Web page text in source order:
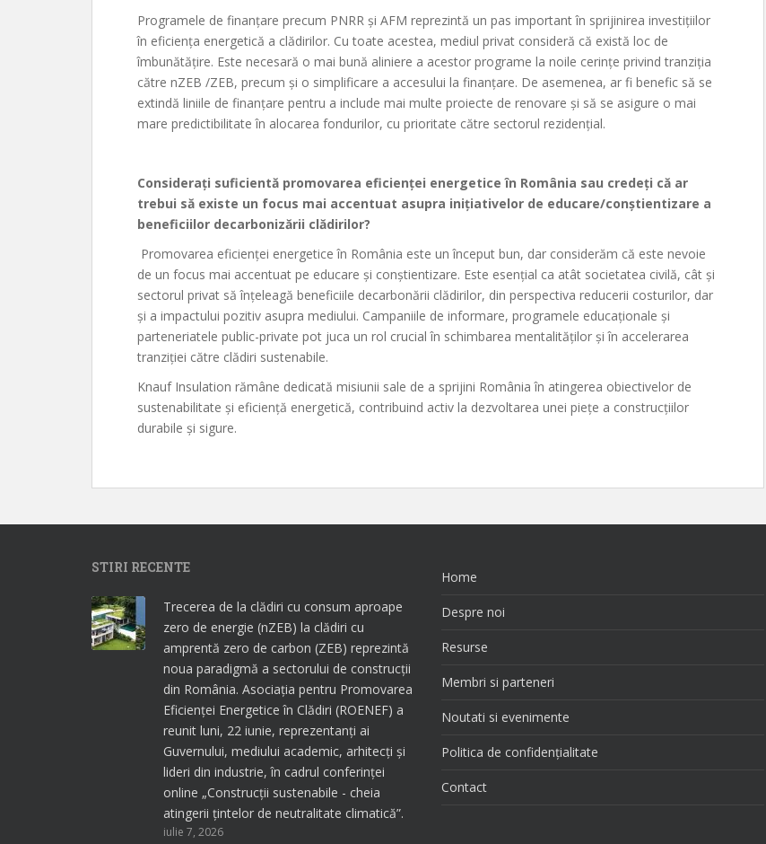
Programele de finanțare precum PNRR și AFM reprezintă un pas important în sprijinirea investițiilor
în eficiența energetică a clădirilor. Cu toate acestea, mediul privat consideră că există loc de
îmbunătățire. Este necesară o mai bună aliniere a acestor programe la noile cerințe privind tranziția
către nZEB /ZEB, precum și o simplificare a accesului la finanțare. De asemenea, ar fi benefic să se
extindă liniile de finanțare pentru a include mai multe proiecte de renovare și să se asigure o mai
mare predictibilitate în alocarea fondurilor, cu prioritate către sectorul rezidențial.
Considerați suficientă promovarea eficienței energetice în România sau credeți că ar
trebui să existe un focus mai accentuat asupra inițiativelor de educare/conștientizare a
beneficiilor decarbonizării clădirilor?
Promovarea eficienței energetice în România este un început bun, dar considerăm că este nevoie
de un focus mai accentuat pe educare și conștientizare. Este esențial ca atât societatea civilă, cât și
sectorul privat să înțeleagă beneficiile decarbonării clădirilor, din perspectiva reducerii costurilor, dar
și a impactului pozitiv asupra mediului. Campaniile de informare, programele educaționale și
parteneriatele public-private pot juca un rol crucial în schimbarea mentalităților și în accelerarea
tranziției către clădiri sustenabile.
Knauf Insulation rămâne dedicată misiunii sale de a sprijini România în atingerea obiectivelor de
sustenabilitate și eficiență energetică, contribuind activ la dezvoltarea unei piețe a construcțiilor
durabile și sigure.
STIRI RECENTE
Trecerea de la clădiri cu consum aproape
zero de energie (nZEB) la clădiri cu
amprentă zero de carbon (ZEB) reprezintă
noua paradigmă a sectorului de construcții
din România. Asociația pentru Promovarea
Eficienței Energetice în Clădiri (ROENEF) a
reunit luni, 22 iunie, reprezentanți ai
Guvernului, mediului academic, arhitecți și
lideri din industrie, în cadrul conferinței
online „Construcții sustenabile - cheia
atingerii țintelor de neutralitate climatică”.
iulie 7, 2026
Home
Despre noi
Resurse
Membri si parteneri
Noutati si evenimente
Politica de confidențialitate
Contact